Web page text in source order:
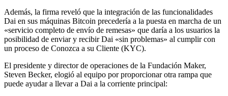
Además, la firma reveló que la integración de las funcionalidades
Dai en sus máquinas Bitcoin precedería a la puesta en marcha de un
«servicio completo de envío de remesas» que daría a los usuarios la
posibilidad de enviar y recibir Dai «sin problemas» al cumplir con
un proceso de Conozca a su Cliente (KYC).
El presidente y director de operaciones de la Fundación Maker,
Steven Becker, elogió al equipo por proporcionar otra rampa que
puede ayudar a llevar a Dai a la corriente principal: